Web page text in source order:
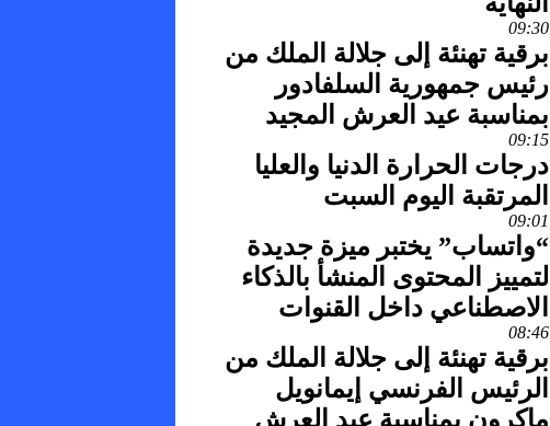
09:30
برقية تهنئة إلى جلالة الملك من
رئيس جمهورية السلفادور
بمناسبة عيد العرش المجيد
09:15
درجات الحرارة الدنيا والعليا
المرتقبة اليوم السبت
09:01
“واتساب” يختبر ميزة جديدة
لتمييز المحتوى المنشأ بالذكاء
الاصطناعي داخل القنوات
08:46
برقية تهنئة إلى جلالة الملك من
الرئيس الفرنسي إيمانويل
ماكرون بمناسبة عيد العرش